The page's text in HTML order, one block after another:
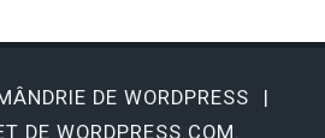
DE WORDPRESS
|
DE WORDPRESS.COM.